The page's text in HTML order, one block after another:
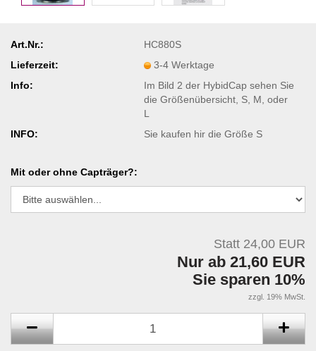
Art.Nr.:
HC880S
Lieferzeit:
3-4 Werktage
Info:
Im Bild 2 der HybidCap sehen Sie
die Größenübersicht, S, M, oder
L
INFO:
Sie kaufen hir die Größe S
Mit oder ohne Capträger?:
Statt 24,00 EUR
Nur ab 21,60 EUR
Sie sparen 10%
zzgl. 19% MwSt.